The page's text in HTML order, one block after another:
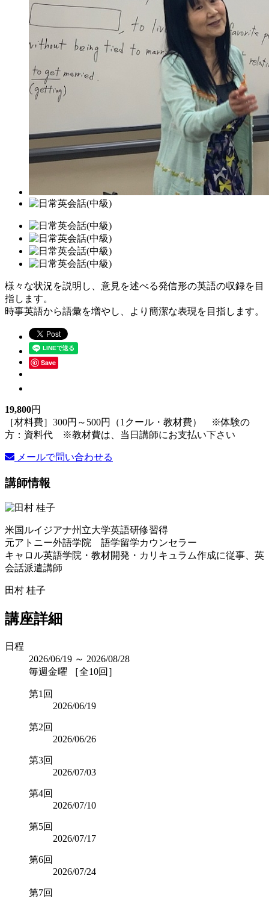
様々な状況を説明し、意見を述べる発信形の英語の収録を目
指します。
時事英語から語彙を増やし、より簡潔な表現を目指します。
Save
19,800円
［材料費］300円～500円（1クール・教材費） ※体験の
方：資料代 ※教材費は、当日講師にお支払い下さい
メールで問い合わせる
講師情報
米国ルイジアナ州立大学英語研修習得
元アトニー外語学院 語学留学カウンセラー
キャロル英語学院・教材開発・カリキュラム作成に従事、英
会話派遣講師
田村 桂子
講座詳細
日程
2026/06/19 ～ 2026/08/28
毎週金曜 ［全10回］
第1回
2026/06/19
第2回
2026/06/26
第3回
2026/07/03
第4回
2026/07/10
第5回
2026/07/17
第6回
2026/07/24
第7回